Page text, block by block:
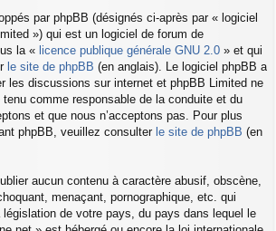
par phpBB (désignés ci-après par « logiciel
») qui est un logiciel de forum de
la « licence publique générale GNU 2.0 » et qui
le site de phpBB (en anglais). Le logiciel phpBB a
les discussions sur internet et phpBB Limited ne
comme responsable de la conduite et du
et que nous n’acceptons pas. Pour plus
phpBB, veuillez consulter le site de phpBB (en
aucun contenu à caractère abusif, obscène,
menaçant, pornographique, etc. qui
de votre pays, du pays dans lequel le